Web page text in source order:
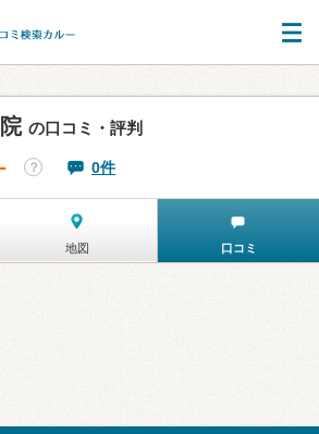
の口コミ・評判
？ 0件
地図 口コミ